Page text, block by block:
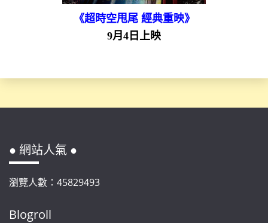
《超時空甩尾 經典重映》
9月4日上映
● 網站人氣 ●
瀏覽人數：45829493
Blogroll